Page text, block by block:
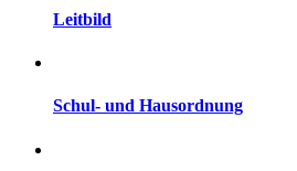
Leitbild
Schul- und Hausordnung